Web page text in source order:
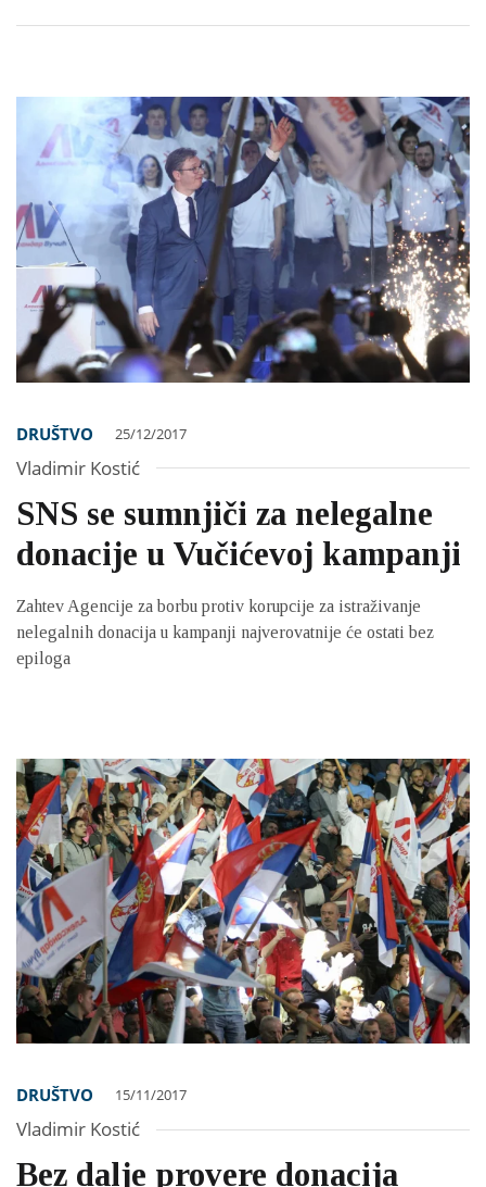
DRUŠTVO 25/12/2017
Vladimir Kostić
SNS se sumnjiči za nelegalne
donacije u Vučićevoj kampanji
Zahtev Agencije za borbu protiv korupcije za istraživanje
nelegalnih donacija u kampanji najverovatnije će ostati bez
epiloga
DRUŠTVO 15/11/2017
Vladimir Kostić
Bez dalje provere donacija